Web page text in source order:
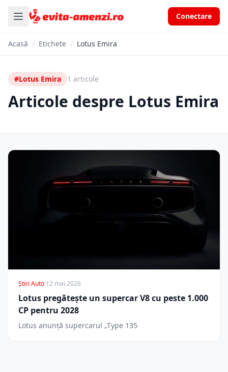
Conectare
Acasă / Etichete / Lotus Emira
#Lotus Emira 1 articole
Articole despre Lotus Emira
Știri Auto·12 mai 2026
Lotus pregătește un supercar V8 cu peste 1.000
CP pentru 2028
Lotus anunță supercarul „Type 135